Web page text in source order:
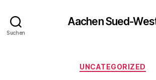
Suchen
Aachen Sued-
Kategorien
UNCATEGORIZED